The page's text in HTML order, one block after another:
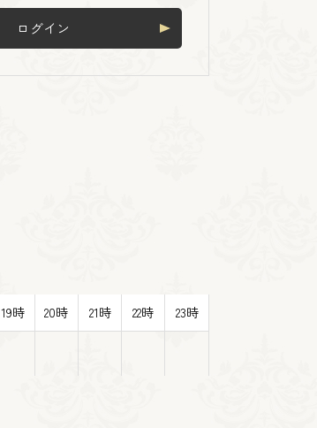
ログイン
19時 20時 21時 22時 23時